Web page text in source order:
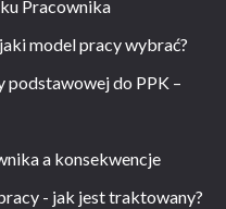
Pracownika
model pracy wybrać?
podstawowej do PPK –
a konsekwencje
- jak jest traktowany?